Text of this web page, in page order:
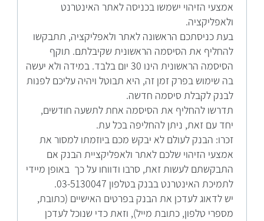
אמצעי הזיהוי ישמשו בכניסה לאתר האינטרנט
ולאפליקציה.
בעת כניסתכם הראשונה לאתר ולאפליקציה, תתבקשו
להחליף את הסיסמה הראשונית שקיבלתם. תוקף
הסיסמה הראשונית הינו 30 יום בלבד. במידה ולא יעשה
בה שימוש בפרק זמן זה, היא תבוטל ויהיה עליכם לפנות
לבנק לקבלת סיסמה חדשה.
תדרשו להחליף את הסיסמה אחת לתשעה חודשים,
יחד עם זאת, ניתן להחליפה בכל עת.
זכרו: הבנק לעולם לא יבקש מכם ביוזמתו למסור את
אמצעי הזיהוי שלכם לאתר ולאפליקציית הבנק אם
התבקשתם לעשות זאת, סרבו ודווחו על כך באופן מיידי
לתמיכת האינטרנט בבנק בטלפון 03-5130047.
יש לדאוג לעדכן את הבנק בפרטים האישיים (כתובת,
מספרי טלפון, כתובת מייל), וזאת כדי שנוכל לעדכן